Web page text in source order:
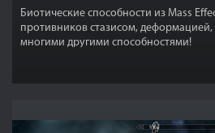
Биотические способности из Mass
противников стазисом,
многими другими способностями!